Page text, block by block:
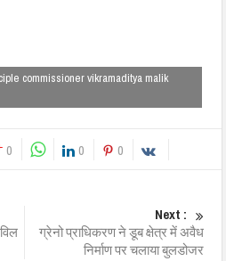
commissioner vikramaditya malik
0 0 0
Next :
ग्रेनो प्राधिकरण ने डूब क्षेत्र में अवैध
निर्माण पर चलाया बुलडोजर